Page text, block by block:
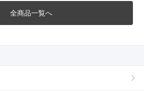
全商品一覧へ